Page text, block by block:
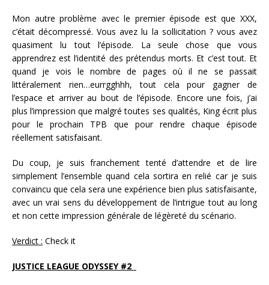
Mon autre problème avec le premier épisode est que XXX,
c’était décompressé. Vous avez lu la sollicitation ? vous avez
quasiment lu tout l’épisode. La seule chose que vous
apprendrez est l’identité des prétendus morts. Et c’est tout. Et
quand je vois le nombre de pages où il ne se passait
littéralement rien…eurrgghhh, tout cela pour gagner de
l’espace et arriver au bout de l’épisode. Encore une fois, j’ai
plus l’impression que malgré toutes ses qualités, King écrit plus
pour le prochain TPB que pour rendre chaque épisode
réellement satisfaisant.
Du coup, je suis franchement tenté d’attendre et de lire
simplement l’ensemble quand cela sortira en relié car je suis
convaincu que cela sera une expérience bien plus satisfaisante,
avec un vrai sens du développement de l’intrigue tout au long
et non cette impression générale de légèreté du scénario.
Verdict : Check it
JUSTICE LEAGUE ODYSSEY #2